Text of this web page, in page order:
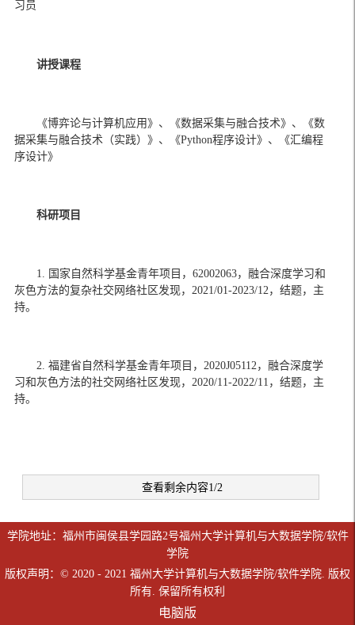
习员
讲授课程
《博弈论与计算机应用》、《数据采集与融合技术》、《数
据采集与融合技术（实践）》、《Python程序设计》、《汇编程
序设计》
科研项目
1. 国家自然科学基金青年项目， 62002063，融合深度学习和
灰色方法的复杂社交网络社区发现， 2021/01-2023/12，结题，主
持。
2. 福建省自然科学基金青年项目， 2020J05112，融合深度学
习和灰色方法的社交网络社区发现， 2020/11-2022/11 ，结题，主
持。
查看剩余内容1/2
学院地址：福州市闽侯县学园路2号福州大学计算机与大数据学院/软件
学院
版权声明：© 2020 - 2021 福州大学计算机与大数据学院/软件学院. 版权
所有. 保留所有权利
电脑版